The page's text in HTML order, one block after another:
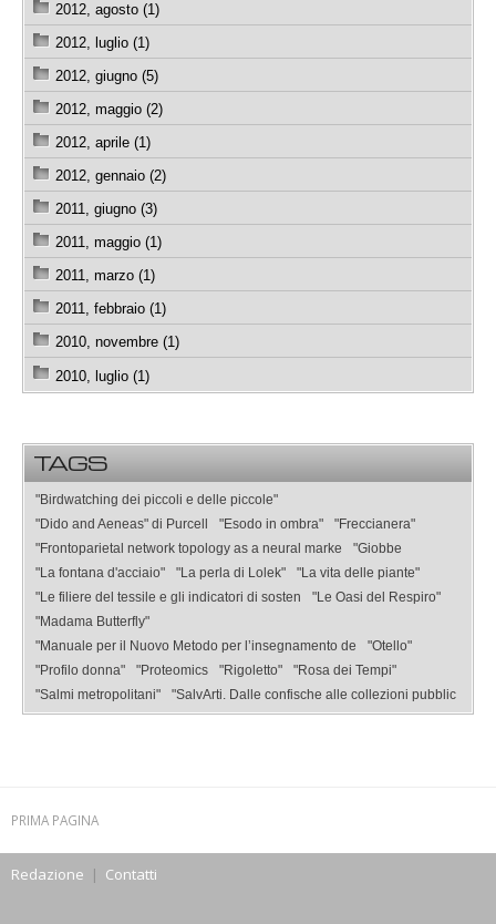
2012, agosto (1)
2012, luglio (1)
2012, giugno (5)
2012, maggio (2)
2012, aprile (1)
2012, gennaio (2)
2011, giugno (3)
2011, maggio (1)
2011, marzo (1)
2011, febbraio (1)
2010, novembre (1)
2010, luglio (1)
TAGS
"Birdwatching dei piccoli e delle piccole"
"Dido and Aeneas" di Purcell
"Esodo in ombra"
"Freccianera"
"Frontoparietal network topology as a neural marke
"Giobbe
"La fontana d'acciaio"
"La perla di Lolek"
"La vita delle piante"
"Le filiere del tessile e gli indicatori di sosten
"Le Oasi del Respiro"
"Madama Butterfly"
"Manuale per il Nuovo Metodo per l’insegnamento de
"Otello"
"Profilo donna"
"Proteomics "Rigoletto"
"Rosa dei Tempi"
"Salmi metropolitani"
"SalvArti. Dalle confische alle collezioni pubblic
PRIMA PAGINA
Redazione | Contatti